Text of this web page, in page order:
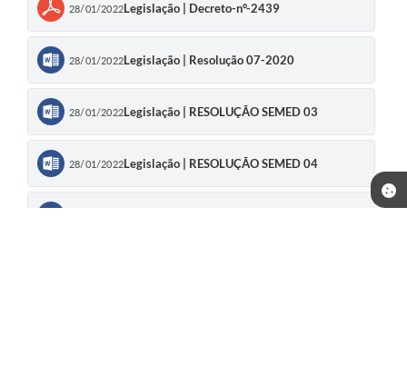
Emprega
Enquete
Jornal
Agenda
28/01/2022Legislação | Decreto-n°-2439
28/01/2022Legislação | Resolução 07-2020
28/01/2022Legislação | RESOLUÇÃO SEMED 03
28/01/2022Legislação | RESOLUÇÃO SEMED 04